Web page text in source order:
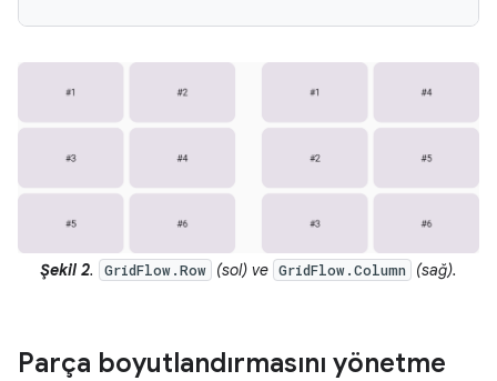
Şekil 2. GridFlow.Row (sol) ve GridFlow.Column (sağ).
Parça boyutlandırmasını yönetme